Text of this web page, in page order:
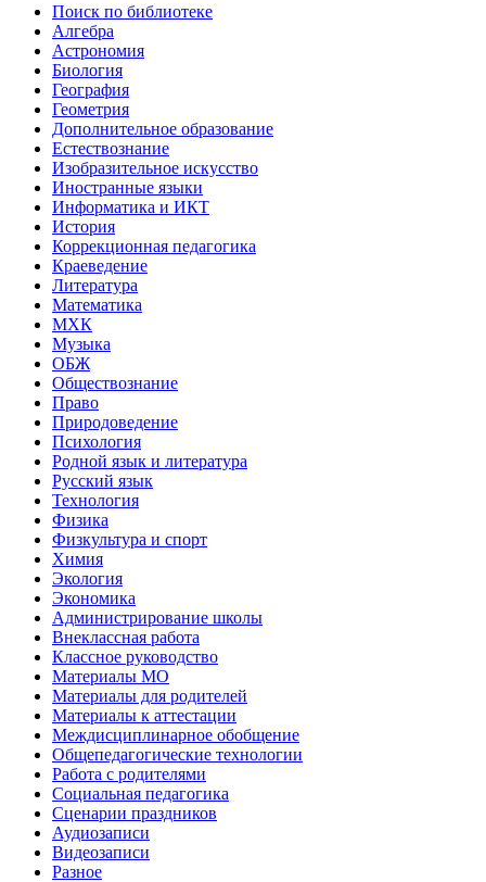
Поиск по библиотеке
Алгебра
Астрономия
Биология
География
Геометрия
Дополнительное образование
Естествознание
Изобразительное искусство
Иностранные языки
Информатика и ИКТ
История
Коррекционная педагогика
Краеведение
Литература
Математика
МХК
Музыка
ОБЖ
Обществознание
Право
Природоведение
Психология
Родной язык и литература
Русский язык
Технология
Физика
Физкультура и спорт
Химия
Экология
Экономика
Администрирование школы
Внеклассная работа
Классное руководство
Материалы МО
Материалы для родителей
Материалы к аттестации
Междисциплинарное обобщение
Общепедагогические технологии
Работа с родителями
Социальная педагогика
Сценарии праздников
Аудиозаписи
Видеозаписи
Разное